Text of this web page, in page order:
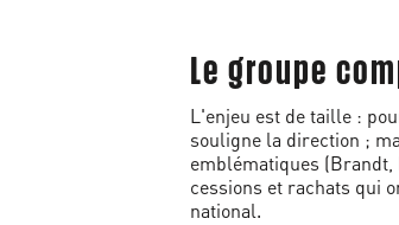
Le groupe
L'enjeu est de taille :
souligne la direction ;
emblématiques (Brandt,
cessions et rachats qui
national.